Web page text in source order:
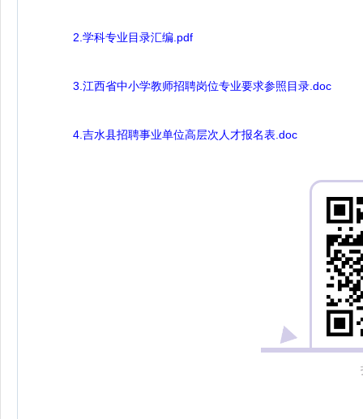
2.学科专业目录汇编.pdf
3.江西省中小学教师招聘岗位专业要求参照目录.doc
​4.吉水县招聘事业单位高层次人才报名表.doc